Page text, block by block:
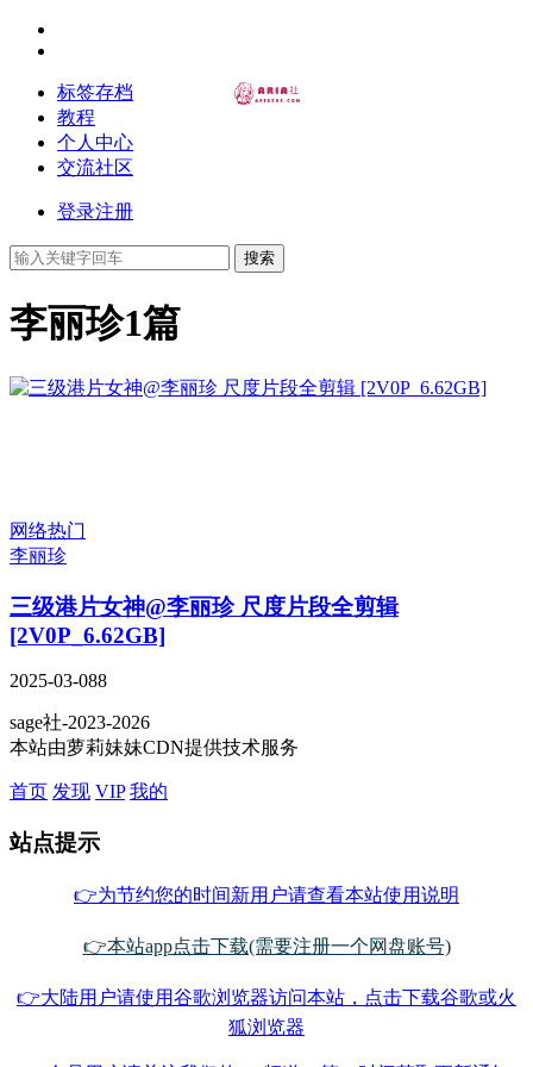
标签存档
教程
个人中心
交流社区
登录注册
搜索
李丽珍1篇
网络热门
李丽珍
三级港片女神@李丽珍 尺度片段全剪辑
[2V0P_6.62GB]
2025-03-088
sage社-2023-2026
本站由萝莉妹妹CDN提供技术服务
首页 发现 VIP 我的
站点提示
👉为节约您的时间新用户请查看本站使用说明
👉本站app点击下载(需要注册一个网盘账号)
👉大陆用户请使用谷歌浏览器访问本站，点击下载谷歌或火
狐浏览器